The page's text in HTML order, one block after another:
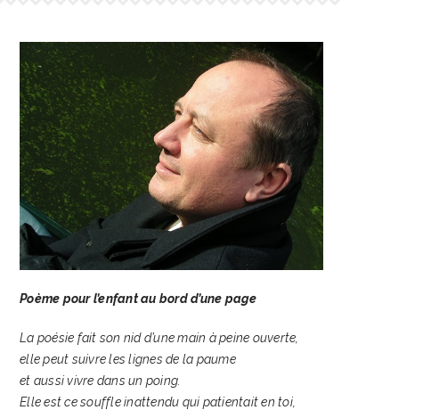
Poème pour l’enfant au bord d’une page
La poésie fait son nid d’une main à peine ouverte,
elle peut suivre les lignes de la paume
et aussi vivre dans un poing.
Elle est ce souffle inattendu qui patientait en toi,